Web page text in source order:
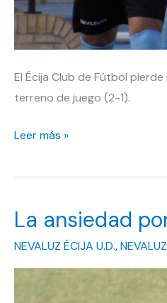
El Écija Club de Fútbol
terreno de juego (2-1).
Dura
para
equipo
parece
Leer más »
La ansiedad
NEVALUZ ÉCIJA U.D.,